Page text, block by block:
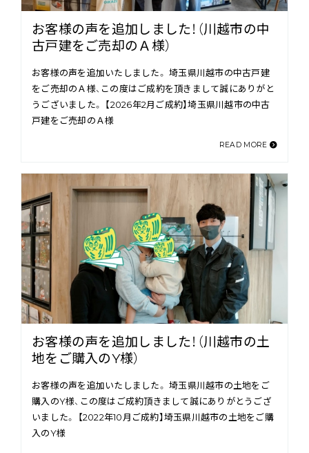
お客様の声を追加しました！（川越市の中
古戸建をご売却のＡ様）
お客様の声を追加いたしました。 埼玉県川越市の中古戸建
をご売却のＡ様、この度はご成約を頂きまして誠にありがと
うございました。 【2026年2月ご成約】埼玉県川越市の中古
戸建をご売却のＡ様
READ MORE
お客様の声を追加しました！（川越市の土
地をご購入のY様）
お客様の声を追加いたしました。 埼玉県川越市の土地をご
購入のY様、この度はご成約頂きまして誠にありがとうござ
いました。 【2022年10月ご成約】埼玉県川越市の土地をご購
入のY様